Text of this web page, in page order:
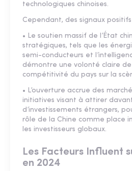
technologiques chinoises.
Cependant, des signaux
• Le soutien massif de l’État
stratégiques, tels que les
semi-conducteurs et
démontre une volonté claire
compétitivité du pays sur la
• L’ouverture accrue des
initiatives visant à attirer
d’investissements étrangers,
rôle de la Chine comme place
les investisseurs globaux.
Les Facteurs Influent
en 2024